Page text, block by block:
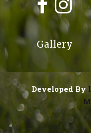
Gallery
Developed By